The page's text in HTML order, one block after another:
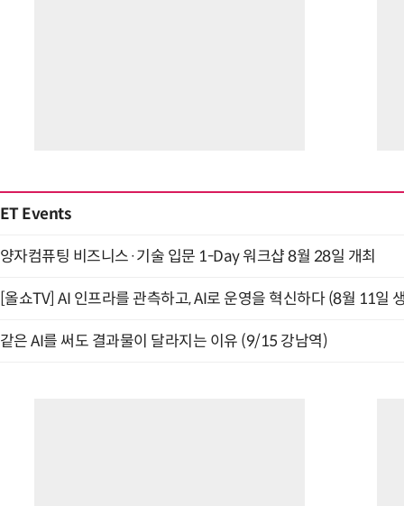
ET Events
양자컴퓨팅 비즈니스·기술 입문 1-Day 워크샵 8월 28일 개최
[올쇼TV] AI 인프라를 관측하고, AI로 운영을 혁신하다 (8월 11일
같은 AI를 써도 결과물이 달라지는 이유 (9/15 강남역)